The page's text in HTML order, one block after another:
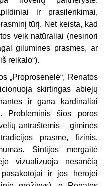
ir prasilenkimai,
tūrį. Net keista, kad
veik natūraliai (nesinori
gilumines prasmes, ar
reikalo“).
„Proprosenelė“, Renatos
skirtingas abiejų
ir gana kardinaliai
Probleminis šios poros
antraštėmis – giminės
prasmė, fizinis,
Sintijos mergaitė
vizualizuoja nesančią
ir jos herojei